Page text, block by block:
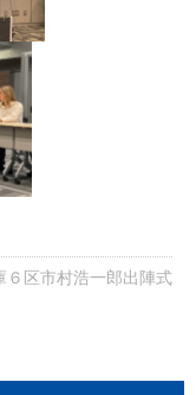
６区市村浩一郎出陣式